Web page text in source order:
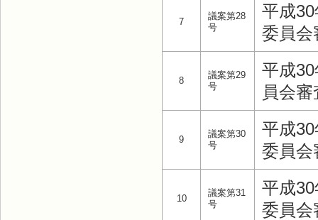
7
議案第28
号
平成
委員会
8
議案第29
号
平成
員会
9
議案第30
号
平成
委員会
10
議案第31
号
平成
委員会